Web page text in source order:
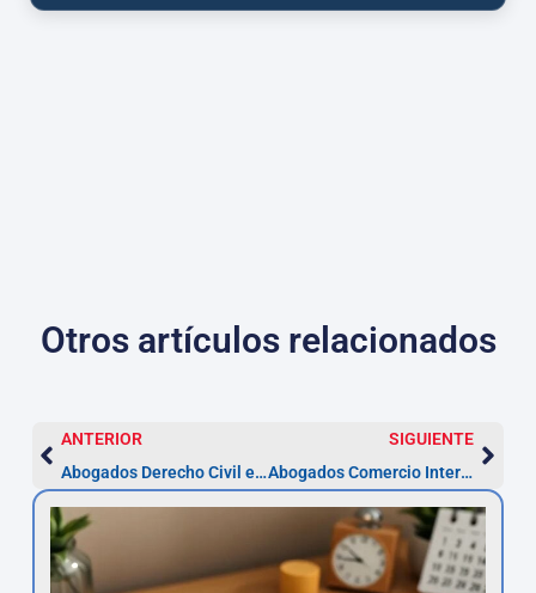
Otros artículos relacionados
ANTERIOR
Abogados Derecho Civil en Valladolid — Especialistas
SIGUIENTE
Abogados Comercio Internacional en Valladolid